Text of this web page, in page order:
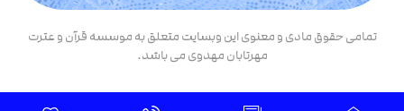
تمامی حقوق مادی و معنوی این وبسایت متعلق به موسسه قرآن و عترت
مهرتابان مهدوی می باشد.